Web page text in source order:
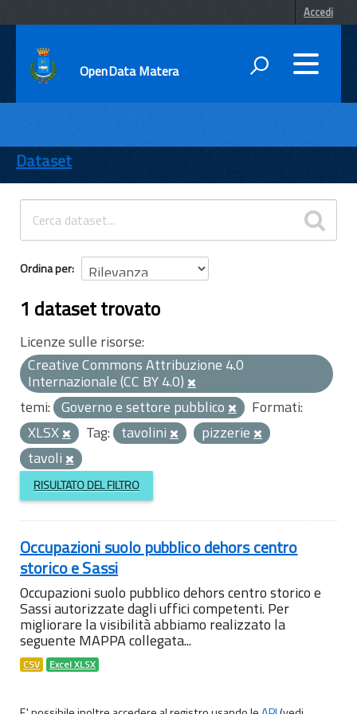
Accedi
OpenData Matera
ENTI
TEMI
INFORMAZIONI
Dataset
Ordina per
1 dataset trovato
Licenze sulle risorse:
Creative Commons Attribuzione 4.0
Internazionale (CC BY 4.0)
temi: Governo e settore pubblico
Formati:
XLSX
Tag: tavolini
pizzerie
tavoli
RISULTATO DEL FILTRO
Occupazioni suolo pubblico dehors centro
storico e Sassi
Occupazioni suolo pubblico dehors centro storico e
Sassi autorizzate dagli uffici competenti. Per
migliorare la visibilità abbiamo realizzato la
seguente MAPPA collegata...
CSV Excel XLSX